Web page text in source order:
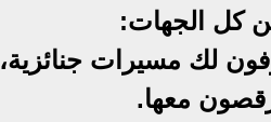
كل الجهات:
لك مسيرات جنائزية،
معها.